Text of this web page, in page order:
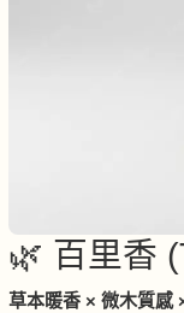
🌿 百里香
草本暖香 × 微木質感